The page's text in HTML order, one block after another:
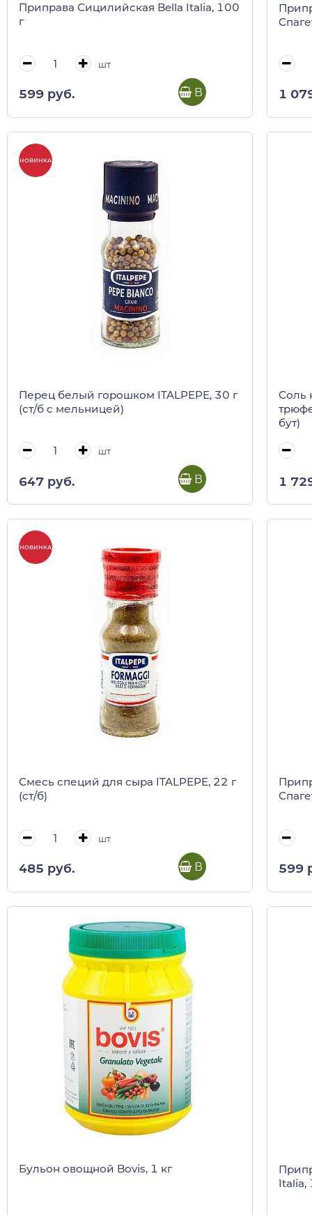
Приправа Сицилийская Bella Italia, 100
г
шт
599 руб. В корзину 1
НОВИНКА
Перец белый горошком ITALPEPE, 30 г
(ст/б с мельницей)
шт
647 руб. В корзину
Соль
бут)
1
НОВИНКА
Смесь специй для сыра ITALPEPE, 22 г
(ст/б)
шт
485 руб. В корзину 599
Бульон овощной Bovis, 1 кг
Italia,